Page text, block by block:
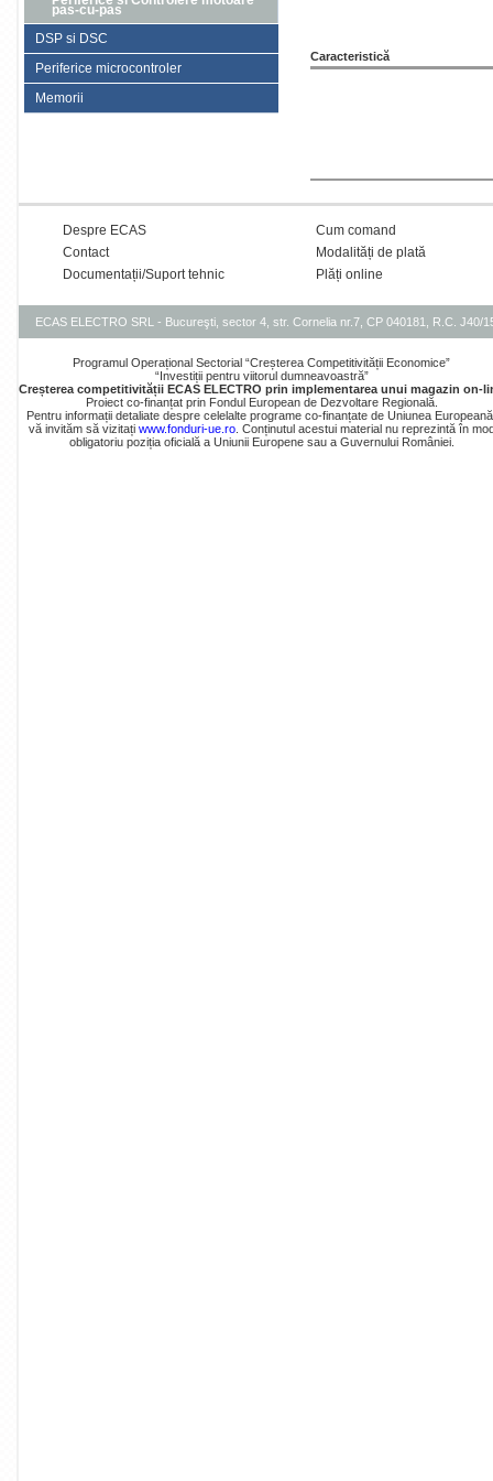
pas-cu-pas
DSP si DSC
Periferice microcontroler
Memorii
Caracteristică
Despre ECAS
Contact
Documentații/Suport tehnic
Cum comand
Modalități de plată
Plăți online
ECAS ELECTRO SRL - Bucureşti, sector 4, str. Cornelia nr.7, CP 040181, R.C. J40/
Programul Operațional Sectorial “Creșterea Competitivității Economice”
“Investiții pentru viitorul dumneavoastră”
Creșterea competitivității ECAS ELECTRO prin implementarea unui magazin on-
Proiect co-finanțat prin Fondul European de Dezvoltare Regională.
Pentru informații detaliate despre celelalte programe co-finanțate de Uniunea
vă invităm să vizitați www.fonduri-ue.ro. Conținutul acestui material nu reprezintă în
obligatoriu poziția oficială a Uniunii Europene sau a Guvernului României.